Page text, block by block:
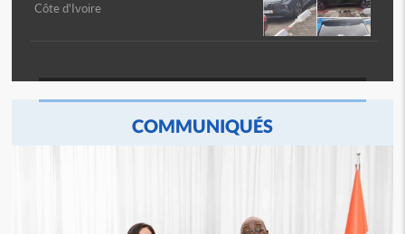
Côte d'Ivoire
COMMUNIQUÉS